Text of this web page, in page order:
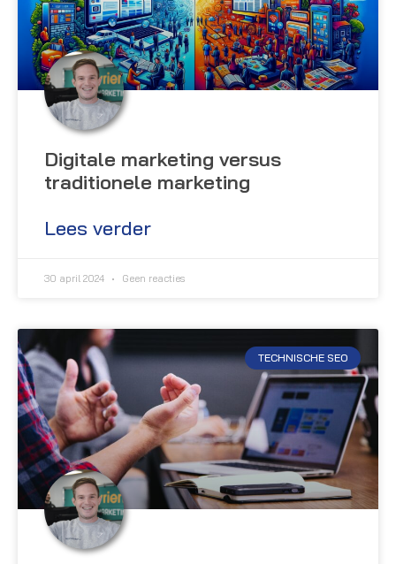
Digitale marketing versus
traditionele marketing
Lees verder
30 april 2024 Geen reacties
TECHNISCHE SEO